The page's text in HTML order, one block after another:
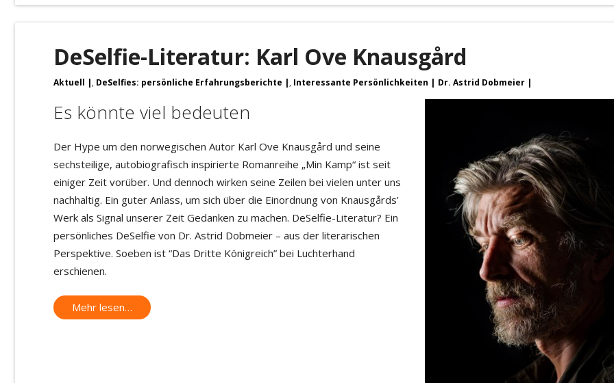
DeSelfie-Literatur: Karl Ove Knausgård
Aktuell , DeSelfies: persönliche Erfahrungsberichte , Interessante Persönlichkeiten Dr. Astrid Dobmeier
Es könnte viel bedeuten
Der Hype um den norwegischen Autor Karl Ove Knausgård und seine
sechsteilige, autobiografisch inspirierte Romanreihe „Min Kamp“ ist seit
einiger Zeit vorüber. Und dennoch wirken seine Zeilen bei vielen unter uns
nachhaltig. Ein guter Anlass, um sich über die Einordnung von Knausgårds’
Werk als Signal unserer Zeit Gedanken zu machen. DeSelfie-Literatur? Ein
persönliches DeSelfie von Dr. Astrid Dobmeier – aus der literarischen
Perspektive. Soeben ist “Das Dritte Königreich” bei Luchterhand
erschienen.
Mehr lesen…